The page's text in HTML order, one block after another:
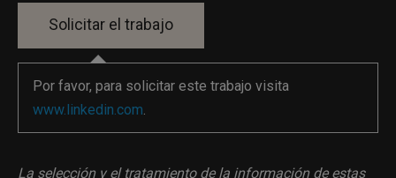
Por favor, para solicitar este trabajo visita
www.linkedin.com.
La selección y el tratamiento de la información de estas